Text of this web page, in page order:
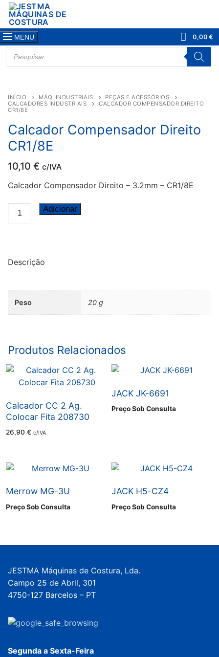
Saltar
para
conteúdo
MENU 0,00€
PRODUCTS
SEARCH
INÍCIO MÁQ. INDUSTRIAIS
PEÇAS E ACESSÓRIOS
CALCADORES INDUSTRIAIS
CALCADOR COMPENSADOR DIREITO
CR1/8E
Calcador Compensador Direito
CR1/8E
10,10 € c/IVA
Calcador Compensador Direito – 3.2mm – CR1/8E
Quantidade
de
Direito
CR1/8E
Adicionar
Descrição
Peso 20 g
Produtos Relacionados
Calcador CC 2 Ag.
Colocar Fita 208730
26,90 € c/IVA
JACK JK-6691
Preço Sob Consulta
Merrow MG-3U
Preço Sob Consulta
JACK H5-CZ4
Preço Sob Consulta
JESTMA Máquinas de Costura, Lda.
Campo 25 de Abril, 301
4750-127 Barcelos – PT
Segunda a Sexta-Feira